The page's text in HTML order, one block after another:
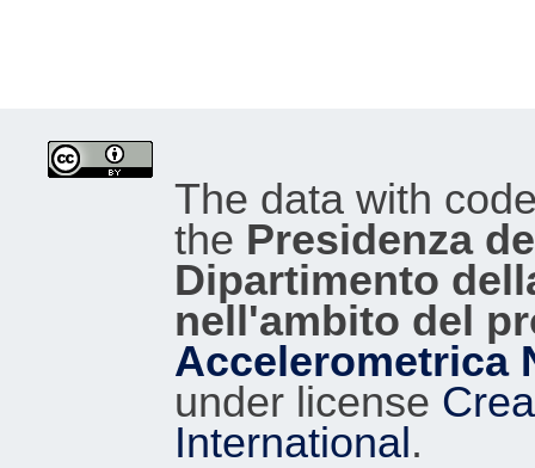
The data with
the Presidenza
Dipartimento
nell'ambito del
Accelerometrica
under license
International.